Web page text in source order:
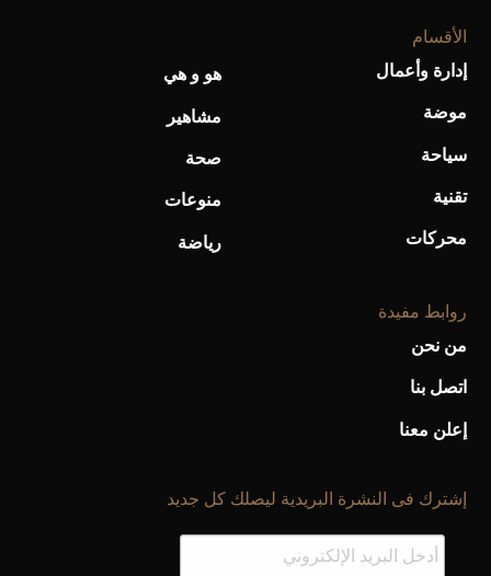
أحذية Mary Jane: ترف وأناقة للرجال
الأقسام
إدارة وأعمال
موضة
سياحة
تقنية
محركات
هو و هي
مشاهير
صحة
منوعات
رياضة
روابط مفيدة
من نحن
اتصل بنا
إعلن معنا
إشترك فى النشرة البريدية ليصلك كل جديد